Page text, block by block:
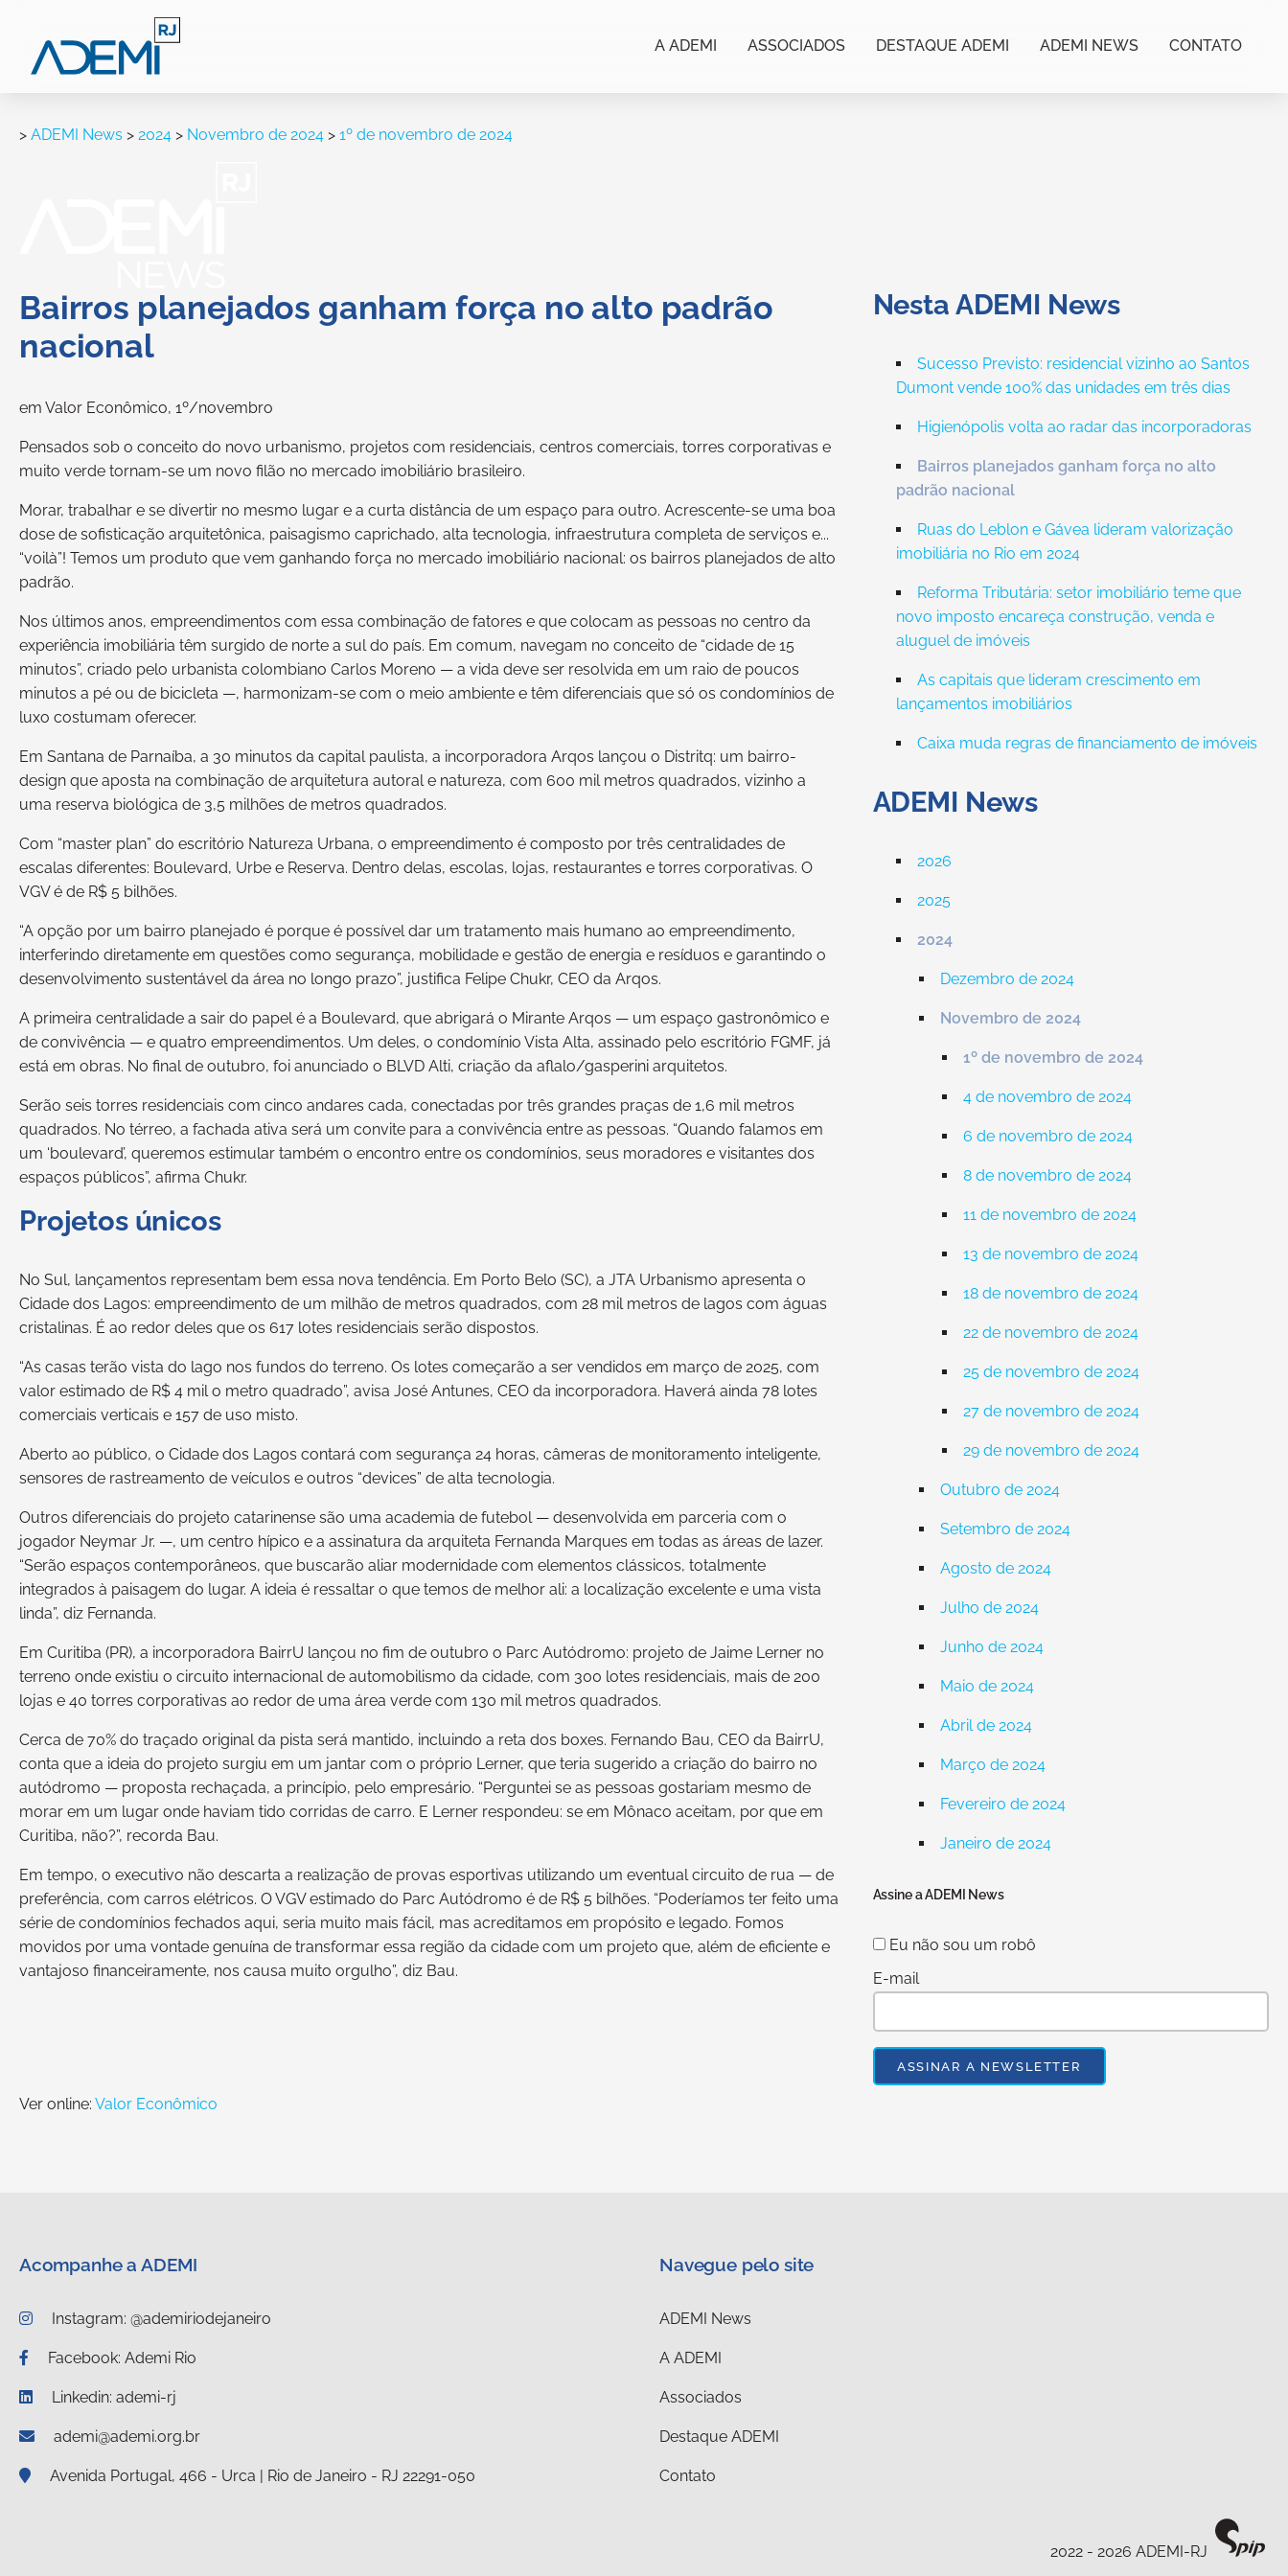
A ADEMI ASSOCIADOS DESTAQUE ADEMI ADEMI NEWS CONTATO
> ADEMI News > 2024 > Novembro de 2024 > 1º de novembro de 2024
Bairros planejados ganham força no alto padrão
nacional
em Valor Econômico, 1º/novembro
Pensados sob o conceito do novo urbanismo, projetos com residenciais, centros comerciais, torres corporativas e
muito verde tornam-se um novo filão no mercado imobiliário brasileiro.
Morar, trabalhar e se divertir no mesmo lugar e a curta distância de um espaço para outro. Acrescente-se uma boa
dose de sofisticação arquitetônica, paisagismo caprichado, alta tecnologia, infraestrutura completa de serviços e...
“voilà”! Temos um produto que vem ganhando força no mercado imobiliário nacional: os bairros planejados de alto
padrão.
Nos últimos anos, empreendimentos com essa combinação de fatores e que colocam as pessoas no centro da
experiência imobiliária têm surgido de norte a sul do país. Em comum, navegam no conceito de “cidade de 15
minutos”, criado pelo urbanista colombiano Carlos Moreno — a vida deve ser resolvida em um raio de poucos
minutos a pé ou de bicicleta —, harmonizam-se com o meio ambiente e têm diferenciais que só os condomínios de
luxo costumam oferecer.
Em Santana de Parnaíba, a 30 minutos da capital paulista, a incorporadora Arqos lançou o Distritq: um bairro-
design que aposta na combinação de arquitetura autoral e natureza, com 600 mil metros quadrados, vizinho a
uma reserva biológica de 3,5 milhões de metros quadrados.
Com “master plan” do escritório Natureza Urbana, o empreendimento é composto por três centralidades de
escalas diferentes: Boulevard, Urbe e Reserva. Dentro delas, escolas, lojas, restaurantes e torres corporativas. O
VGV é de R$ 5 bilhões.
“A opção por um bairro planejado é porque é possível dar um tratamento mais humano ao empreendimento,
interferindo diretamente em questões como segurança, mobilidade e gestão de energia e resíduos e garantindo o
desenvolvimento sustentável da área no longo prazo”, justifica Felipe Chukr, CEO da Arqos.
A primeira centralidade a sair do papel é a Boulevard, que abrigará o Mirante Arqos — um espaço gastronômico e
de convivência — e quatro empreendimentos. Um deles, o condomínio Vista Alta, assinado pelo escritório FGMF, já
está em obras. No final de outubro, foi anunciado o BLVD Alti, criação da aflalo/gasperini arquitetos.
Serão seis torres residenciais com cinco andares cada, conectadas por três grandes praças de 1,6 mil metros
quadrados. No térreo, a fachada ativa será um convite para a convivência entre as pessoas. “Quando falamos em
um ‘boulevard’, queremos estimular também o encontro entre os condomínios, seus moradores e visitantes dos
espaços públicos”, afirma Chukr.
Projetos únicos
No Sul, lançamentos representam bem essa nova tendência. Em Porto Belo (SC), a JTA Urbanismo apresenta o
Cidade dos Lagos: empreendimento de um milhão de metros quadrados, com 28 mil metros de lagos com águas
cristalinas. É ao redor deles que os 617 lotes residenciais serão dispostos.
“As casas terão vista do lago nos fundos do terreno. Os lotes começarão a ser vendidos em março de 2025, com
valor estimado de R$ 4 mil o metro quadrado”, avisa José Antunes, CEO da incorporadora. Haverá ainda 78 lotes
comerciais verticais e 157 de uso misto.
Aberto ao público, o Cidade dos Lagos contará com segurança 24 horas, câmeras de monitoramento inteligente,
sensores de rastreamento de veículos e outros “devices” de alta tecnologia.
Outros diferenciais do projeto catarinense são uma academia de futebol — desenvolvida em parceria com o
jogador Neymar Jr. —, um centro hípico e a assinatura da arquiteta Fernanda Marques em todas as áreas de lazer.
“Serão espaços contemporâneos, que buscarão aliar modernidade com elementos clássicos, totalmente
integrados à paisagem do lugar. A ideia é ressaltar o que temos de melhor ali: a localização excelente e uma vista
linda”, diz Fernanda.
Em Curitiba (PR), a incorporadora BairrU lançou no fim de outubro o Parc Autódromo: projeto de Jaime Lerner no
terreno onde existiu o circuito internacional de automobilismo da cidade, com 300 lotes residenciais, mais de 200
lojas e 40 torres corporativas ao redor de uma área verde com 130 mil metros quadrados.
Cerca de 70% do traçado original da pista será mantido, incluindo a reta dos boxes. Fernando Bau, CEO da BairrU,
conta que a ideia do projeto surgiu em um jantar com o próprio Lerner, que teria sugerido a criação do bairro no
autódromo — proposta rechaçada, a princípio, pelo empresário. “Perguntei se as pessoas gostariam mesmo de
morar em um lugar onde haviam tido corridas de carro. E Lerner respondeu: se em Mônaco aceitam, por que em
Curitiba, não?”, recorda Bau.
Em tempo, o executivo não descarta a realização de provas esportivas utilizando um eventual circuito de rua — de
preferência, com carros elétricos. O VGV estimado do Parc Autódromo é de R$ 5 bilhões. “Poderíamos ter feito uma
série de condomínios fechados aqui, seria muito mais fácil, mas acreditamos em propósito e legado. Fomos
movidos por uma vontade genuína de transformar essa região da cidade com um projeto que, além de eficiente e
vantajoso financeiramente, nos causa muito orgulho”, diz Bau.
Ver online: Valor Econômico
Nesta ADEMI News
Sucesso Previsto: residencial vizinho ao Santos
Dumont vende 100% das unidades em três dias
Higienópolis volta ao radar das incorporadoras
Bairros planejados ganham força no alto
padrão nacional
Ruas do Leblon e Gávea lideram valorização
imobiliária no Rio em 2024
Reforma Tributária: setor imobiliário teme que
novo imposto encareça construção, venda e
aluguel de imóveis
As capitais que lideram crescimento em
lançamentos imobiliários
Caixa muda regras de financiamento de imóveis
ADEMI News
2026
2025
2024
Dezembro de 2024
Novembro de 2024
1º de novembro de 2024
4 de novembro de 2024
6 de novembro de 2024
8 de novembro de 2024
11 de novembro de 2024
13 de novembro de 2024
18 de novembro de 2024
22 de novembro de 2024
25 de novembro de 2024
27 de novembro de 2024
29 de novembro de 2024
Outubro de 2024
Setembro de 2024
Agosto de 2024
Julho de 2024
Junho de 2024
Maio de 2024
Abril de 2024
Março de 2024
Fevereiro de 2024
Janeiro de 2024
Assine a ADEMI News
Eu não sou um robô
E-mail
Acompanhe a ADEMI
Instagram: @ademiriodejaneiro
Facebook: Ademi Rio
Linkedin: ademi-rj
ademi@ademi.org.br
Avenida Portugal, 466 - Urca | Rio de Janeiro - RJ 22291-050
Navegue pelo site
ADEMI News
A ADEMI
Associados
Destaque ADEMI
Contato
2022 - 2026 ADEMI-RJ